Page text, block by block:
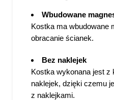
Wbudowane
Kostka ma wbudowane
obracanie ścianek.
Bez naklejek
Kostka wykonana jest z
naklejek, dzięki czemu
z naklejkami.